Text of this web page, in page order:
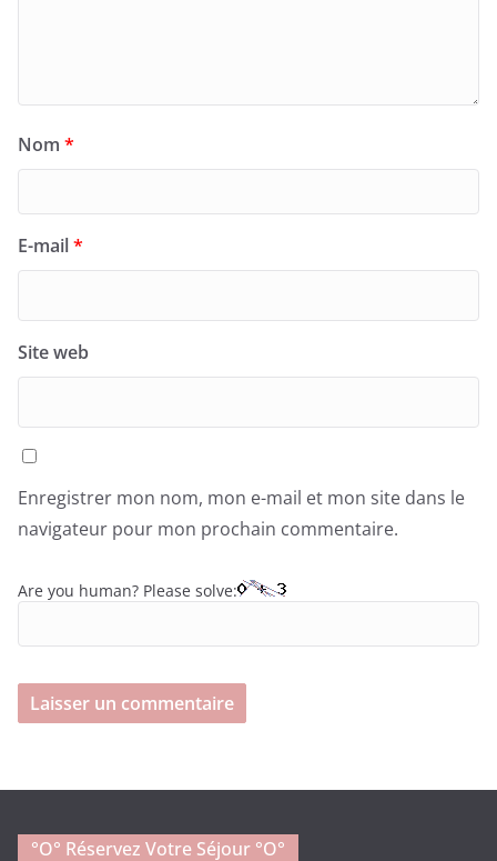
Nom *
E-mail*
Site web
Enregistrer mon nom, mon e-mail et mon site dans le
navigateur pour mon prochain commentaire.
Are you human? Please solve:
°o° Réservez Votre Séjour °O°